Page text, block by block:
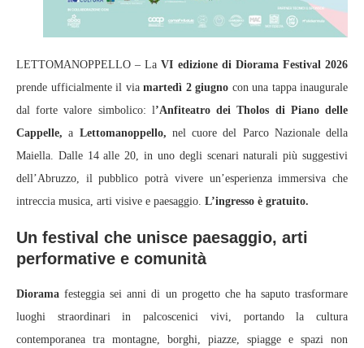
LETTOMANOPPELLO – LaVI edizione di Diorama Festival 2026
prende ufficialmente il via martedì 2 giugno con una tappa inaugurale
dal forte valore simbolico: l ’Anfiteatro dei Tholos di Piano delle
Cappelle, a Lettomanoppello, nel cuore del Parco Nazionale della
Maiella. Dalle 14 alle 20, in uno degli scenari naturali più suggestivi
dell’Abruzzo, il pubblico potrà vivere un’esperienza immersiva che
intreccia musica, arti visive e paesaggio. L’ingresso è gratuito.
Un festival che unisce paesaggio, arti
performative e comunità
Diorama festeggia sei anni di un progetto che ha saputo trasformare
luoghi straordinari in palcoscenici vivi, portando la cultura
contemporanea tra montagne, borghi, piazze, spiagge e spazi non